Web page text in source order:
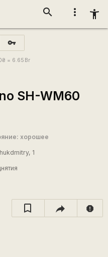
more_vert accessibility_new
search
vpn_key
₴ = 6.65 Br
SH-WM60
хорошее
1
report